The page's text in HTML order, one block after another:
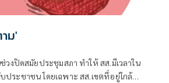
ม'
วงปิดสมัยประชุมสภา ทำให้ สส.มีเวลาใน
ระชาชน โดยเฉพาะ สส.เขตที่อยู่ใกล้ชิด